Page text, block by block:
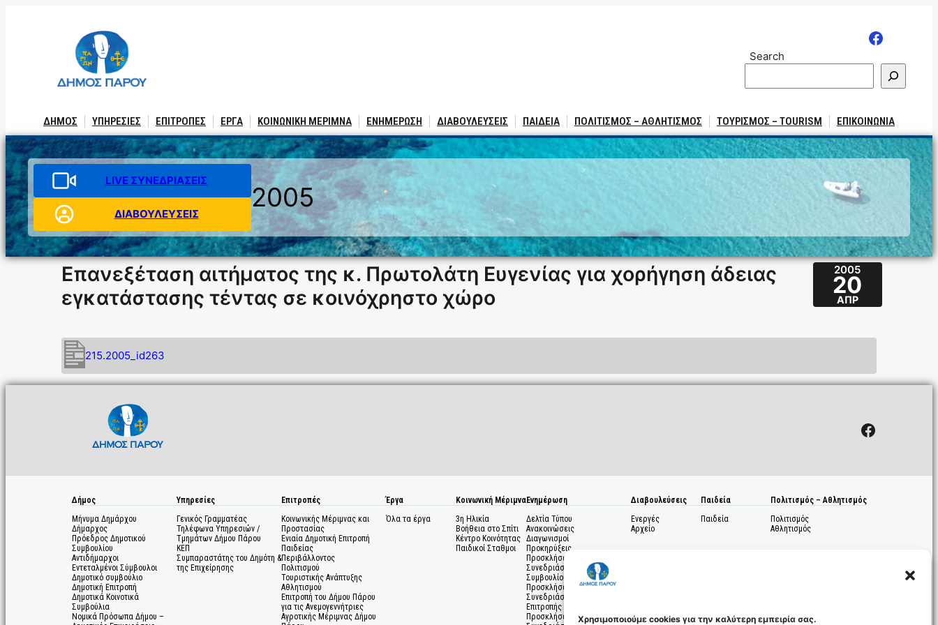
Χρησιμοποιούμε cookies για την καλύτερη εμπειρία σας.
Search
ΔΗΜΟΣ ΥΠΗΡΕΣΙΕΣ ΕΠΙΤΡΟΠΕΣ ΕΡΓΑ ΚΟΙΝΩΝΙΚΗ ΜΕΡΙΜΝΑ ΕΝΗΜΕΡΩΣΗ ΔΙΑΒΟΥΛΕΥΣΕΙΣ ΠΑΙΔΕΙΑ ΠΟΛΙΤΙΣΜΟΣ – ΑΘΛΗΤΙΣΜΟΣ ΤΟΥΡΙΣΜΟΣ – TOURISM ΕΠΙΚΟΙΝΩΝΙΑ
LIVE ΣΥΝΕΔΡΙΑΣΕΙΣ
ΔΙΑΒΟΥΛΕΥΣΕΙΣ
2005
Επανεξέταση αιτήματος της κ. Πρωτολάτη Ευγενίας για χορήγηση άδειας
εγκατάστασης τέντας σε κοινόχρηστο χώρο
2005
20
ΑΠΡ
215.2005_id263
Facebook
Δήμος
Μήνυμα Δημάρχου
Δήμαρχος
Πρόεδρος Δημοτικού
Συμβουλίου
Αντιδήμαρχοι
Εντεταλμένοι Σύμβουλοι
Δημοτικό συμβούλιο
Δημοτική Επιτροπή
Δημοτικά Κοινοτικά
Συμβούλια
Νομικά Πρόσωπα Δήμου –
Υπηρεσίες
Γενικός Γραμματέας
Τηλέφωνα Υπηρεσιών /
Τμημάτων Δήμου Πάρου
ΚΕΠ
Συμπαραστάτης του Δημότη &
της Επιχείρησης
Επιτροπές
Κοινωνικής Μέριμνας και
Προστασίας
Ενιαία Δημοτική Επιτροπή
Παιδείας
Περιβάλλοντος
Πολιτισμού
Τουριστικής Ανάπτυξης
Αθλητισμού
Επιτροπή του Δήμου Πάρου
για τις Ανεμογεννήτριες
Αγροτικής Μέριμνας Δήμου
Έργα
Όλα τα έργα
Κοινωνική Μέριμνα
3η Ηλικία
Βοήθεια στο Σπίτι
Κέντρο Κοινότητας
Παιδικοί Σταθμοι
Ενημέρωση
Δελτία Τύπου
Ανακοινώσεις
Διαγωνισμοί
Προκηρύξεις
Προσκλήσεις σε
Συνεδριάσεις Δημοτικού
Συμβουλίου
Προσκλήσεις σε
Συνεδριάσεις Δημοτικής
Επιτροπής
Προσκλήσεις σε
Διαβουλεύσεις
Ενεργές
Αρχείο
Παιδεία
Παιδεία
Πολιτισμός – Αθλητισμός
Πολιτισμός
Αθλητισμός